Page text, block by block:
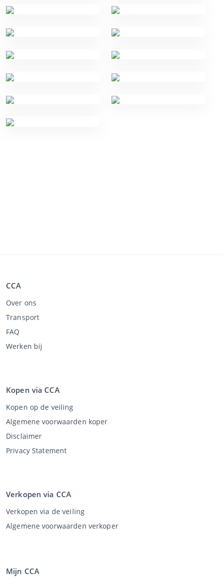
CCA
Over ons
Transport
FAQ
Werken bij
Kopen via CCA
Kopen op de veiling
Algemene voorwaarden koper
Disclaimer
Privacy Statement
Verkopen via CCA
Verkopen via de veiling
Algemene voorwaarden verkoper
Mijn CCA